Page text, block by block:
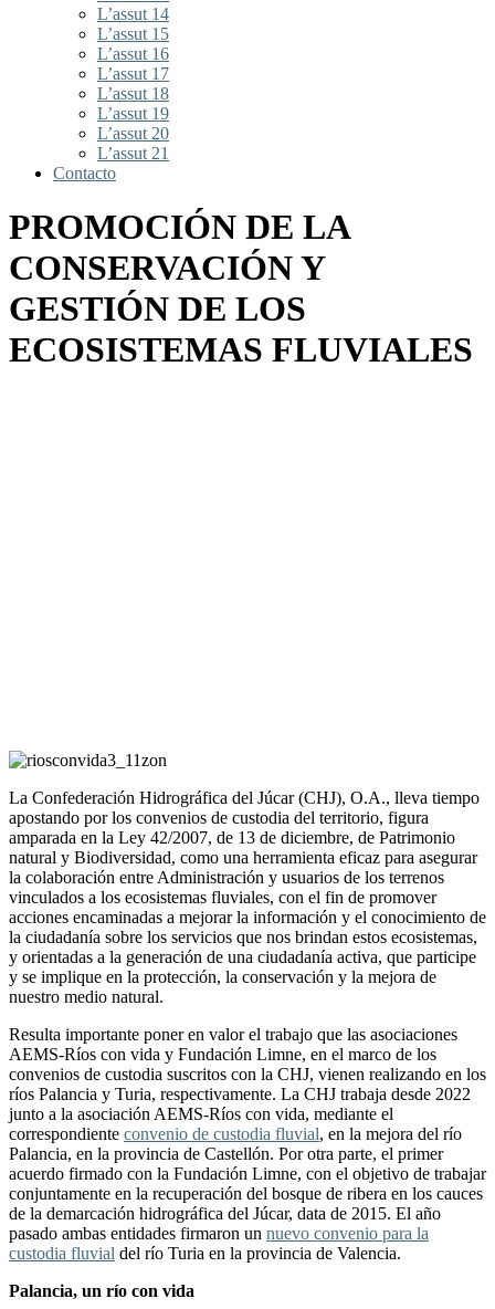
L’assut 14
L’assut 15
L’assut 16
L’assut 17
L’assut 18
L’assut 19
L’assut 20
L’assut 21
Contacto
PROMOCIÓN DE LA
CONSERVACIÓN Y
GESTIÓN DE LOS
ECOSISTEMAS FLUVIALES
La Confederación Hidrográfica del Júcar (CHJ), O.A., lleva tiempo
apostando por los convenios de custodia del territorio, figura
amparada en la Ley 42/2007, de 13 de diciembre, de Patrimonio
natural y Biodiversidad, como una herramienta eficaz para asegurar
la colaboración entre Administración y usuarios de los terrenos
vinculados a los ecosistemas fluviales, con el fin de promover
acciones encaminadas a mejorar la información y el conocimiento de
la ciudadanía sobre los servicios que nos brindan estos ecosistemas,
y orientadas a la generación de una ciudadanía activa, que participe
y se implique en la protección, la conservación y la mejora de
nuestro medio natural.
Resulta importante poner en valor el trabajo que las asociaciones
AEMS-Ríos con vida y Fundación Limne, en el marco de los
convenios de custodia suscritos con la CHJ, vienen realizando en los
ríos Palancia y Turia, respectivamente. La CHJ trabaja desde 2022
junto a la asociación AEMS-Ríos con vida, mediante el
correspondiente convenio de custodia fluvial, en la mejora del río
Palancia, en la provincia de Castellón. Por otra parte, el primer
acuerdo firmado con la Fundación Limne, con el objetivo de trabajar
conjuntamente en la recuperación del bosque de ribera en los cauces
de la demarcación hidrográfica del Júcar, data de 2015. El año
pasado ambas entidades firmaron un nuevo convenio para la
custodia fluvial del río Turia en la provincia de Valencia.
Palancia, un río con vida